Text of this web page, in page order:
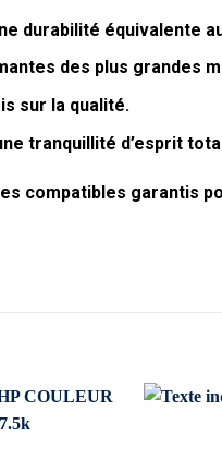
durabilité équivalente
des plus grandes
sur la qualité.
tranquillité d’esprit
compatibles garantis